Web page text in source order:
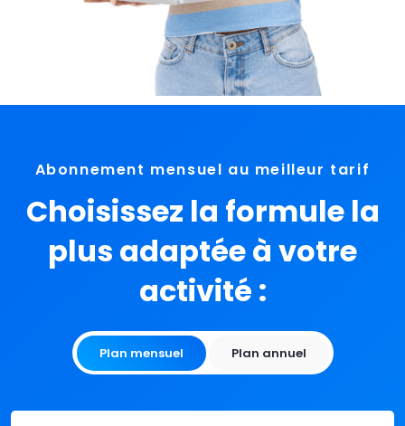
Abonnement mensuel au meilleur tarif
Choisissez la formule la
plus adaptée à votre
activité :
Plan mensuel Plan annuel